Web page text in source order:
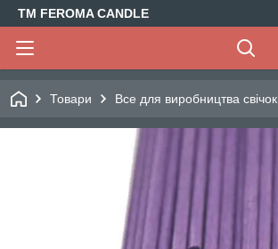
TM FEROMA CANDLE
Товари Все для виробництва свічок